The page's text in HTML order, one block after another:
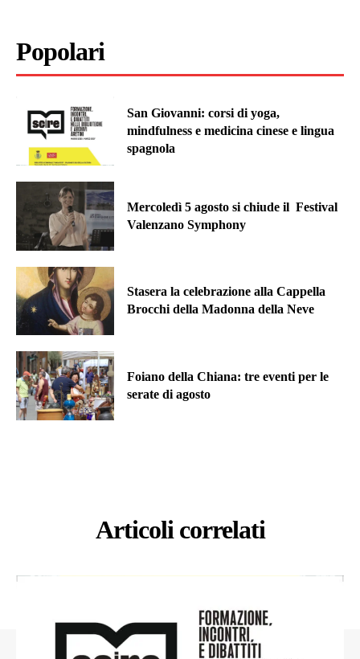
Popolari
San Giovanni: corsi di yoga,
mindfulness e medicina cinese e lingua
spagnola
Mercoledì 5 agosto si chiude il Festival
Valenzano Symphony
Stasera la celebrazione alla Cappella
Brocchi della Madonna della Neve
Foiano della Chiana: tre eventi per le
serate di agosto
Articoli correlati